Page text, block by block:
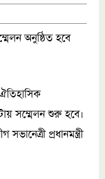
অনুষ্ঠিত হবে
সম্মেলন শুরু হবে।
প্রধানমন্ত্রী